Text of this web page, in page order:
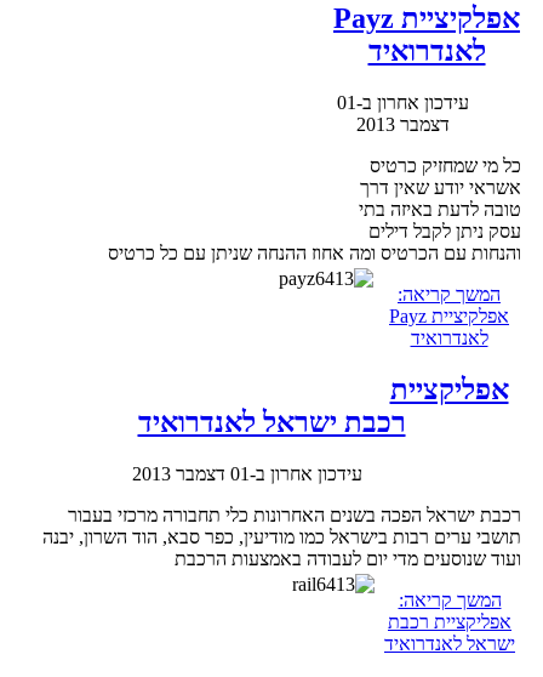
אפלקיציית Payz
לאנדרואיד
עידכון אחרון ב-01
דצמבר 2013
כל מי שמחזיק כרטיס
אשראי יודע שאין דרך
טובה לדעת באיזה בתי
עסק ניתן לקבל דילים
והנחות עם הכרטיס ומה אחוז ההנחה שניתן עם כל כרטיס
המשך קריאה:
אפלקיציית Payz
לאנדרואיד
אפליקציית
רכבת ישראל לאנדרואיד
עידכון אחרון ב-01 דצמבר 2013
רכבת ישראל הפכה בשנים האחרונות כלי תחבורה מרכזי בעבור
תושבי ערים רבות בישראל כמו מודיעין, כפר סבא, הוד השרון, יבנה
ועוד שנוסעים מדי יום לעבודה באמצעות הרכבת
המשך קריאה:
אפליקציית רכבת
ישראל לאנדרואיד